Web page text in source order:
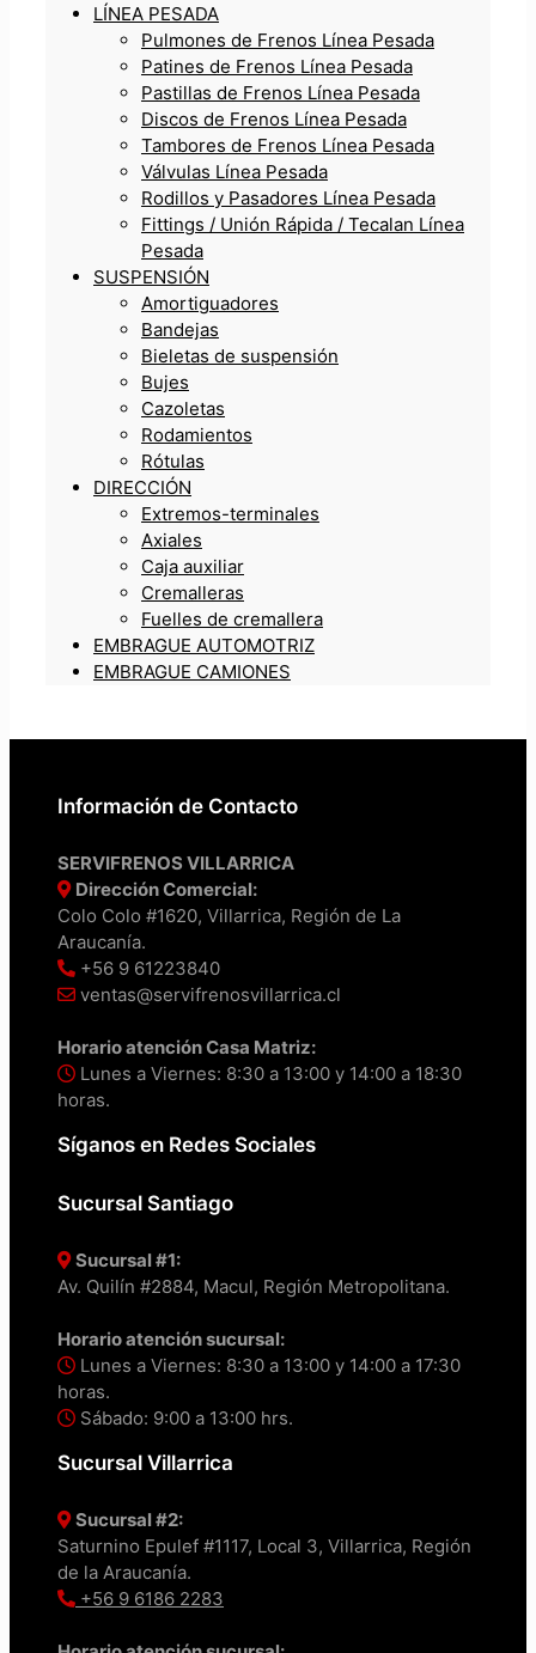
LÍNEA PESADA
Pulmones de Frenos Línea Pesada
Patines de Frenos Línea Pesada
Pastillas de Frenos Línea Pesada
Discos de Frenos Línea Pesada
Tambores de Frenos Línea Pesada
Válvulas Línea Pesada
Rodillos y Pasadores Línea Pesada
Fittings / Unión Rápida / Tecalan Línea
Pesada
SUSPENSIÓN
Amortiguadores
Bandejas
Bieletas de suspensión
Bujes
Cazoletas
Rodamientos
Rótulas
DIRECCIÓN
Extremos-terminales
Axiales
Caja auxiliar
Cremalleras
Fuelles de cremallera
EMBRAGUE AUTOMOTRIZ
EMBRAGUE CAMIONES
Información de Contacto
SERVIFRENOS VILLARRICA
Dirección Comercial:
Colo Colo #1620, Villarrica, Región de La
Araucanía.
+56 9 61223840
ventas@servifrenosvillarrica.cl
Horario atención Casa Matriz:
Lunes a Viernes: 8:30 a 13:00 y 14:00 a 18:30
horas.
Síganos en Redes Sociales
Sucursal Santiago
Sucursal #1:
Av. Quilín #2884, Macul, Región Metropolitana.
Horario atención sucursal:
Lunes a Viernes: 8:30 a 13:00 y 14:00 a 17:30
horas.
Sábado: 9:00 a 13:00 hrs.
Sucursal Villarrica
Sucursal #2:
Saturnino Epulef #1117, Local 3, Villarrica, Región
de la Araucanía.
+56 9 6186 2283